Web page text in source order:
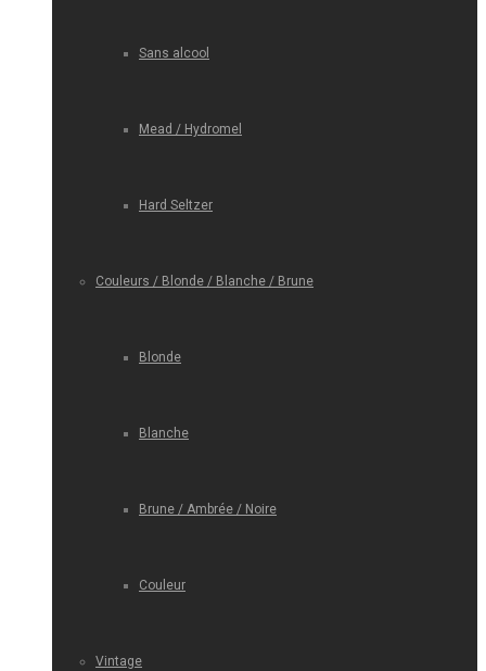
Sans alcool
Mead / Hydromel
Hard Seltzer
Couleurs / Blonde / Blanche / Brune
Blonde
Blanche
Brune / Ambrée / Noire
Couleur
Vintage